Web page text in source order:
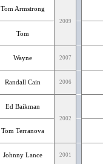
Tom Armstrong
2009
Tom
Wayne 2007
Randall Cain 2006
Ed Baikman
2002
Tom Terranova
Johnny Lance 2001